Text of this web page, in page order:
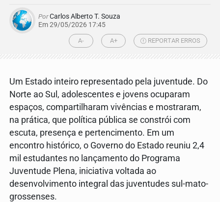
PorCarlos Alberto T. Souza
Em 29/05/2026 17:45
A- A+ REPORTAR ERROS
Um Estado inteiro representado pela juventude. Do
Norte ao Sul, adolescentes e jovens ocuparam
espaços, compartilharam vivências e mostraram,
na prática, que política pública se constrói com
escuta, presença e pertencimento. Em um
encontro histórico, o Governo do Estado reuniu 2,4
mil estudantes no lançamento do Programa
Juventude Plena, iniciativa voltada ao
desenvolvimento integral das juventudes sul-mato-
grossenses.